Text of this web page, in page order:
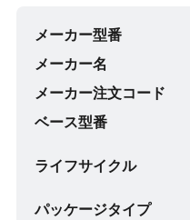
メーカー型番
メーカー名
メーカー注文コード
ベース型番
ライフサイクル
パッケージタイプ